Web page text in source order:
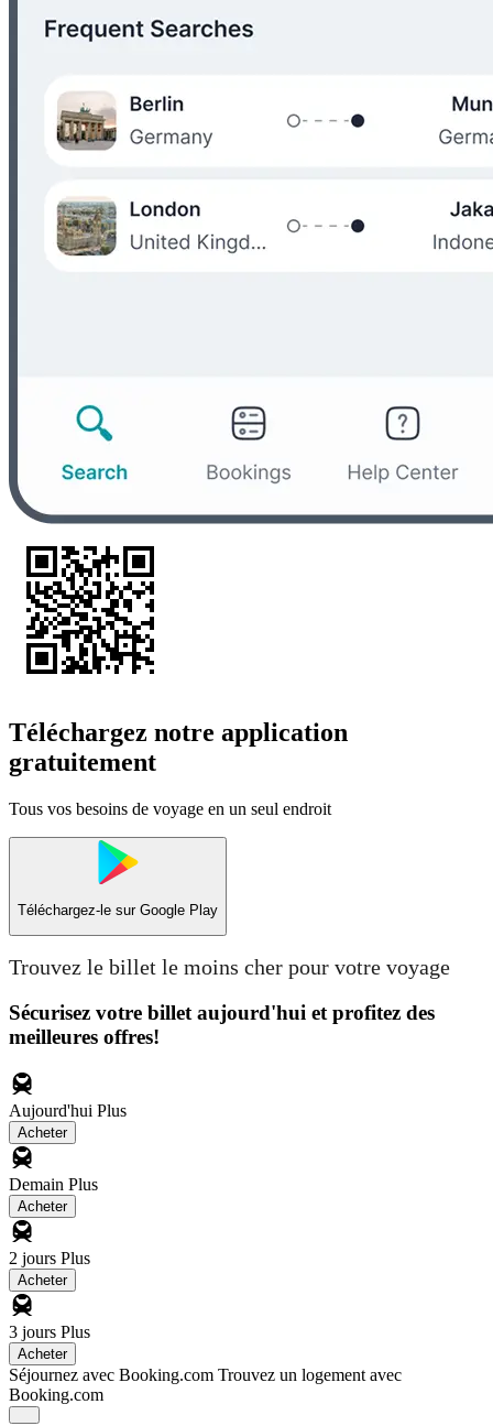
Téléchargez notre application
gratuitement
Tous vos besoins de voyage en un seul endroit
Téléchargez-le sur Google Play
Trouvez le billet le moins cher pour votre voyage
Sécurisez votre billet aujourd'hui et profitez des
meilleures offres!
Aujourd'hui Plus
Acheter
Demain Plus
Acheter
2 jours Plus
Acheter
3 jours Plus
Acheter
Séjournez avec Booking.com Trouvez un logement avec
Booking.com